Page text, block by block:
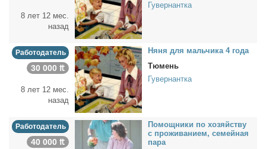
8 лет 12 мес.
назад
Гувернантка
Работодатель
30 000 ₶
8 лет 12 мес.
назад
Ня­ня для маль­чи­ка 4 го­да
Тюмень
Гувернантка
Работодатель
40 000 ₶
По­мощ­ни­ки по хо­зяй­ству
с про­жи­ва­ни­ем, се­мей­ная
па­ра